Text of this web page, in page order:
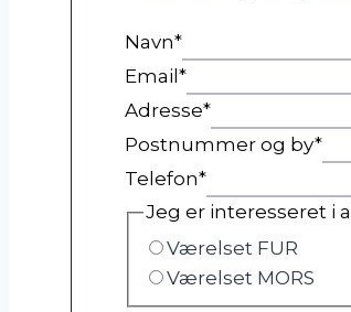
Navn*
Email *
Adresse*
Postnummer og by*
Telefon*
Jeg er interesseret i
Værelset FUR
Værelset MORS